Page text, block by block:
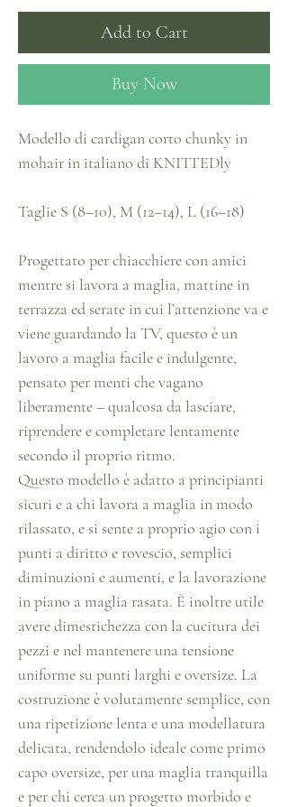
Add to Cart
Buy Now
Modello di cardigan corto chunky in
mohair in italiano di KNITTEDly
Taglie S (8–10), M (12–14), L (16–18)
Progettato per chiacchiere con amici
mentre si lavora a maglia, mattine in
terrazza ed serate in cui l’attenzione va e
viene guardando la TV, questo è un
lavoro a maglia facile e indulgente,
pensato per menti che vagano
liberamente – qualcosa da lasciare,
riprendere e completare lentamente
secondo il proprio ritmo.
Questo modello è adatto a principianti
sicuri e a chi lavora a maglia in modo
rilassato, e si sente a proprio agio con i
punti a diritto e rovescio, semplici
diminuzioni e aumenti, e la lavorazione
in piano a maglia rasata. È inoltre utile
avere dimestichezza con la cucitura dei
pezzi e nel mantenere una tensione
uniforme su punti larghi e oversize. La
costruzione è volutamente semplice, con
una ripetizione lenta e una modellatura
delicata, rendendolo ideale come primo
capo oversize, per una maglia tranquilla
e per chi cerca un progetto morbido e